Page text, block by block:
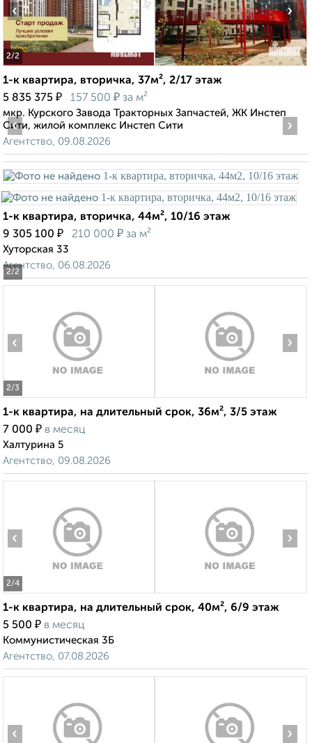
2/2
‹ ›
1-к квартира, вторичка, 37м², 2/17 этаж
5 835 375 ₽ 157 500 ₽ за м²
мкр. Курского Завода Тракторных Запчастей, ЖК Инстеп
Сити, жилой комплекс Инстеп Сити
Агентство, 09.08.2026
2/2
‹ ›
1-к квартира, вторичка, 44м², 10/16 этаж
9 305 100 ₽ 210 000 ₽ за м²
Хуторская 33
Агентство, 06.08.2026
2/3
‹ ›
1-к квартира, на длительный срок, 36м², 3/5 этаж
7 000 ₽ в месяц
Халтурина 5
Агентство, 09.08.2026
2/4
‹ ›
1-к квартира, на длительный срок, 40м², 6/9 этаж
5 500 ₽ в месяц
Коммунистическая 3Б
Агентство, 07.08.2026
‹ ›